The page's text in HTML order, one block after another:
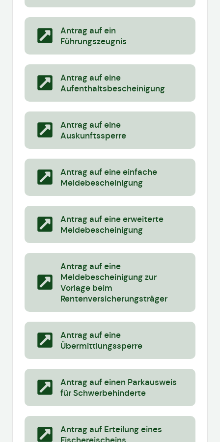
Antrag auf ein
Führungszeugnis
Antrag auf eine
Aufenthaltsbescheinigung
Antrag auf eine
Auskunftssperre
Antrag auf eine einfache
Meldebescheinigung
Antrag auf eine erweiterte
Meldebescheinigung
Antrag auf eine
Meldebescheinigung zur
Vorlage beim
Rentenversicherungsträger
Antrag auf eine
Übermittlungssperre
Antrag auf einen Parkausweis
für Schwerbehinderte
Antrag auf Erteilung eines
Fischereischeins